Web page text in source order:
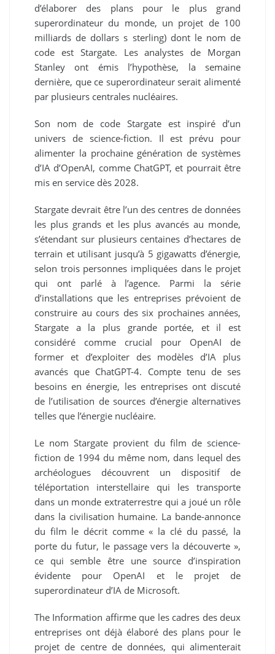
d’élaborer des plans pour le plus grand
superordinateur du monde, un projet de 100
milliards de dollars s sterling) dont le nom de
code est Stargate. Les analystes de Morgan
Stanley ont émis l’hypothèse, la semaine
dernière, que ce superordinateur serait alimenté
par plusieurs centrales nucléaires.
Son nom de code Stargate est inspiré d’un
univers de science-fiction. Il est prévu pour
alimenter la prochaine génération de systèmes
d’IA d’OpenAI, comme ChatGPT, et pourrait être
mis en service dès 2028.
Stargate devrait être l’un des centres de données
les plus grands et les plus avancés au monde,
s’étendant sur plusieurs centaines d’hectares de
terrain et utilisant jusqu’à 5 gigawatts d’énergie,
selon trois personnes impliquées dans le projet
qui ont parlé à l’agence. Parmi la série
d’installations que les entreprises prévoient de
construire au cours des six prochaines années,
Stargate a la plus grande portée, et il est
considéré comme crucial pour OpenAI de
former et d’exploiter des modèles d’IA plus
avancés que ChatGPT-4. Compte tenu de ses
besoins en énergie, les entreprises ont discuté
de l’utilisation de sources d’énergie alternatives
telles que l’énergie nucléaire.
Le nom Stargate provient du film de science-
fiction de 1994 du même nom, dans lequel des
archéologues découvrent un dispositif de
téléportation interstellaire qui les transporte
dans un monde extraterrestre qui a joué un rôle
dans la civilisation humaine. La bande-annonce
du film le décrit comme « la clé du passé, la
porte du futur, le passage vers la découverte »,
ce qui semble être une source d’inspiration
évidente pour OpenAI et le projet de
superordinateur d’IA de Microsoft.
The Information affirme que les cadres des deux
entreprises ont déjà élaboré des plans pour le
projet de centre de données, qui alimenterait